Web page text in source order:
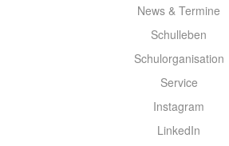
News & Termine
Schulleben
Schulorganisation
Service
Instagram
LinkedIn